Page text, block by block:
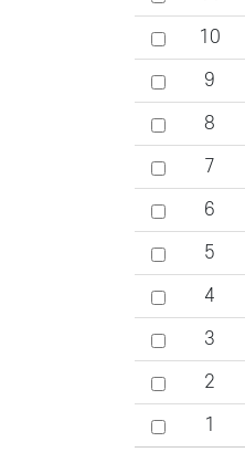
10
9
8
7
6
5
4
3
2
1